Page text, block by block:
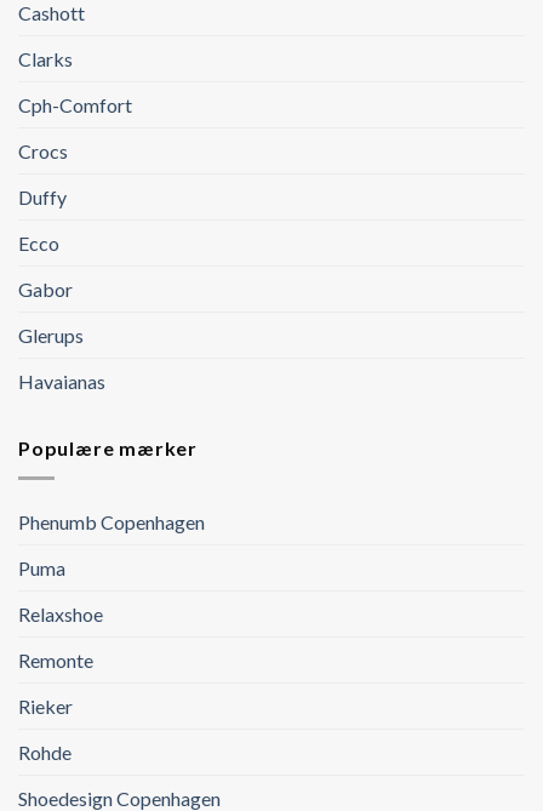
Cashott
Clarks
Cph-Comfort
Crocs
Duffy
Ecco
Gabor
Glerups
Havaianas
Populære mærker
Phenumb Copenhagen
Puma
Relaxshoe
Remonte
Rieker
Rohde
Shoedesign Copenhagen